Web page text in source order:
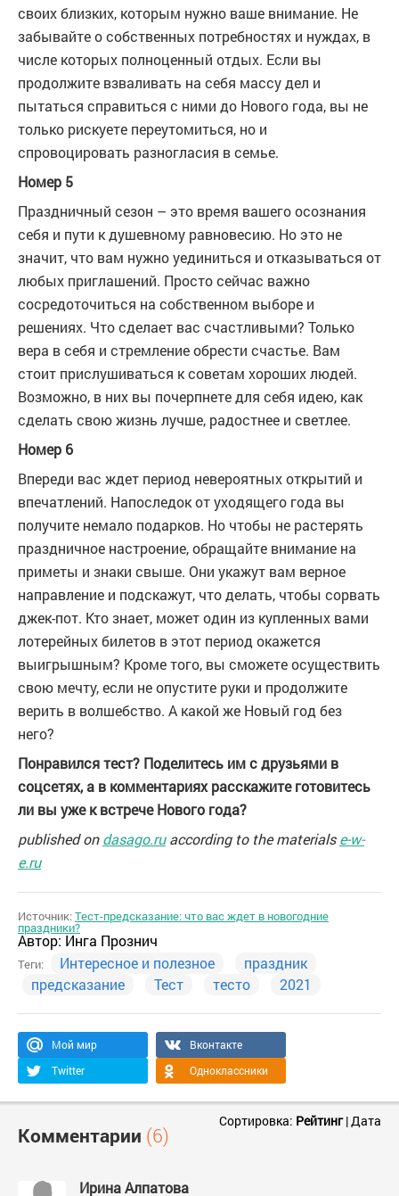
своих близких, которым нужно ваше внимание. Не
забывайте о собственных потребностях и нуждах, в
числе которых полноценный отдых. Если вы
продолжите взваливать на себя массу дел и
пытаться справиться с ними до Нового года, вы не
только рискуете переутомиться, но и
спровоцировать разногласия в семье.
Номер 5
Праздничный сезон – это время вашего осознания
себя и пути к душевному равновесию. Но это не
значит, что вам нужно уединиться и отказываться от
любых приглашений. Просто сейчас важно
сосредоточиться на собственном выборе и
решениях. Что сделает вас счастливыми? Только
вера в себя и стремление обрести счастье. Вам
стоит прислушиваться к советам хороших людей.
Возможно, в них вы почерпнете для себя идею, как
сделать свою жизнь лучше, радостнее и светлее.
Номер 6
Впереди вас ждет период невероятных открытий и
впечатлений. Напоследок от уходящего года вы
получите немало подарков. Но чтобы не растерять
праздничное настроение, обращайте внимание на
приметы и знаки свыше. Они укажут вам верное
направление и подскажут, что делать, чтобы сорвать
джек-пот. Кто знает, может один из купленных вами
лотерейных билетов в этот период окажется
выигрышным? Кроме того, вы сможете осуществить
свою мечту, если не опустите руки и продолжите
верить в волшебство. А какой же Новый год без
него?
Понравился тест? Поделитесь им с друзьями в
соцсетях, а в комментариях расскажите готовитесь
ли вы уже к встрече Нового года?
published ondasago.ruaccording to the materialse-w-
e.ru
Источник:Тест-предсказание: что вас ждет в новогодние
праздники?
Автор: Инга Прознич
Теги: Интересное и полезное
праздник
предсказание
Тест тесто 2021
Мой мир
Вконтакте
Twitter
Одноклассники
Комментарии (6)
Сортировка: Рейтинг|Дата
Ирина Алпатова